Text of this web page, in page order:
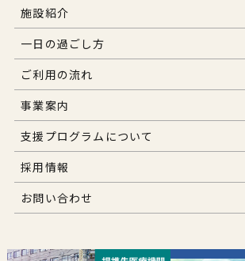
施設紹介
一日の過ごし方
ご利用の流れ
事業案内
支援プログラムについて
採用情報
お問い合わせ